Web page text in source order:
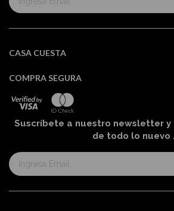
al
informativo:
CASA CUESTA
COMPRA SEGURA
Suscríbete a nuestro newsletter
de todo lo nuevo .
Suscríbase
al
informativo: